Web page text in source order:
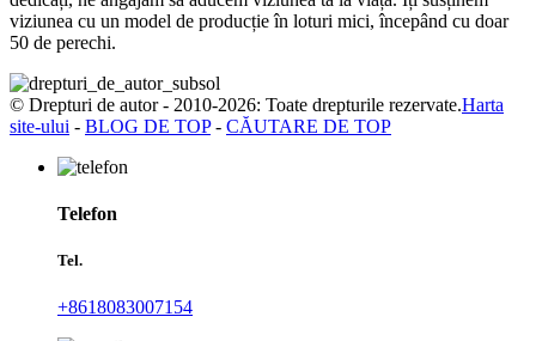
viziunea cu un model de producție în loturi mici, începând cu doar
50 de perechi.
© Drepturi de autor - 2010-2026: Toate drepturile rezervate.Harta
site-ului - BLOG DE TOP- CĂUTARE DE TOP
Telefon
Tel.
+8618083007154